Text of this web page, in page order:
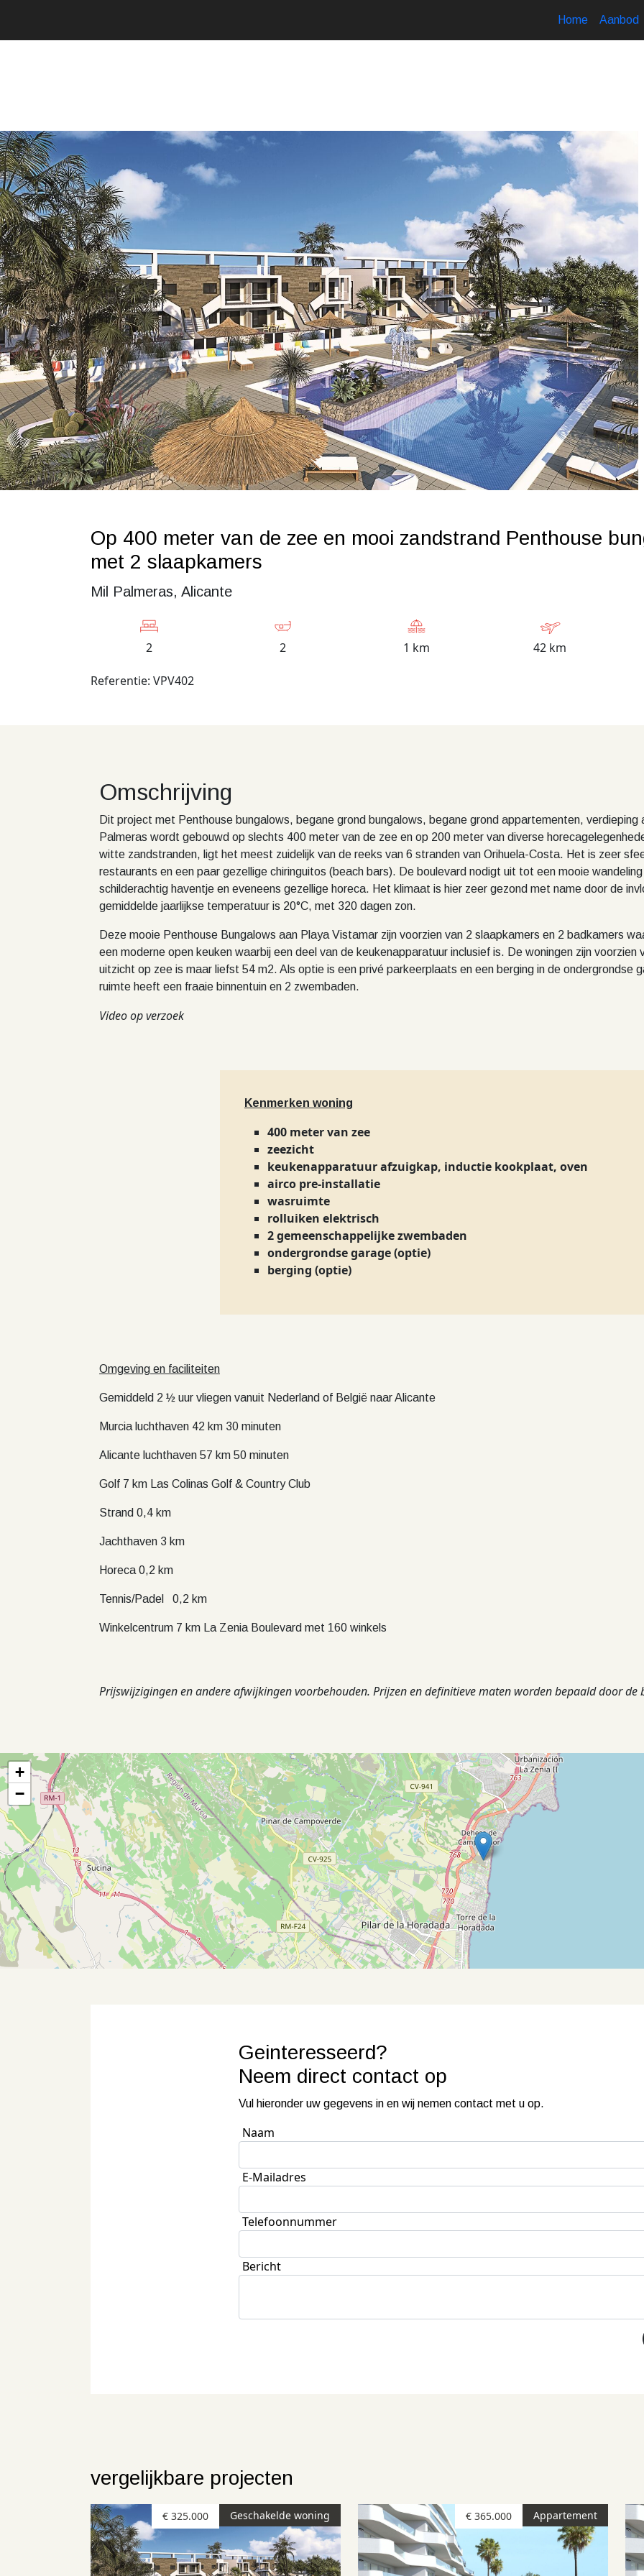
Home Aanbod
Op 400 meter van de zee en mooi zandstrand Penthouse
met 2 slaapkamers
Mil Palmeras, Alicante
2 2 1 km 42 km
Referentie: VPV402
Omschrijving
Dit project met Penthouse bungalows, begane grond bungalows, begane grond appartementen, verdieping
Palmeras wordt gebouwd op slechts 400 meter van de zee en op 200 meter van diverse
witte zandstranden, ligt het meest zuidelijk van de reeks van 6 stranden van Orihuela-Costa. Het is zeer
restaurants en een paar gezellige chiringuitos (beach bars). De boulevard nodigt uit tot een mooie
schilderachtig haventje en eveneens gezellige horeca. Het klimaat is hier zeer gezond met name door de
gemiddelde jaarlijkse temperatuur is 20°C, met 320 dagen zon.
Deze mooie Penthouse Bungalows aan Playa Vistamar zijn voorzien van 2 slaapkamers en 2 badkamers
een moderne open keuken waarbij een deel van de keukenapparatuur inclusief is. De woningen zijn
uitzicht op zee is maar liefst 54 m2. Als optie is een privé parkeerplaats en een berging in de ondergrondse
ruimte heeft een fraaie binnentuin en 2 zwembaden.
Video op verzoek
Kenmerken woning
400 meter van zee
zeezicht
keukenapparatuur afzuigkap, inductie kookplaat, oven
airco pre-installatie
wasruimte
rolluiken elektrisch
2 gemeenschappelijke zwembaden
ondergrondse garage (optie)
berging (optie)
Omgeving en faciliteiten
Gemiddeld 2 ½ uur vliegen vanuit Nederland of België naar Alicante
Murcia luchthaven 42 km 30 minuten
Alicante luchthaven 57 km 50 minuten
Golf 7 km Las Colinas Golf & Country Club
Strand 0,4 km
Jachthaven 3 km
Horeca 0,2 km
Tennis/Padel 0,2 km
Winkelcentrum 7 km La Zenia Boulevard met 160 winkels
Prijswijzigingen en andere afwijkingen voorbehouden. Prijzen en definitieve maten worden bepaald door de
+
−
Geinteresseerd?
Neem direct contact op
Vul hieronder uw gegevens in en wij nemen contact met u op.
Naam
E-Mailadres
Telefoonnummer
Bericht
vergelijkbare projecten
Geschakelde woning
€ 325.000 Appartement
€ 365.000